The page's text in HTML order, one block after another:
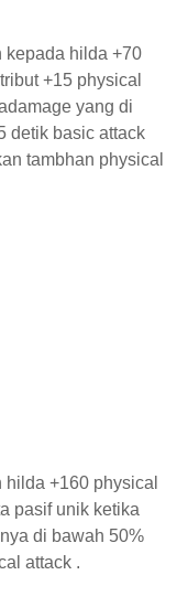
kepada hilda +70
+15 physical
yang di
detik basic attack
tambhan physical
hilda +160 physical
pasif unik ketika
di bawah 50%
attack .